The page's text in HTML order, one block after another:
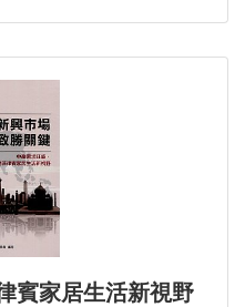
賓家居生活新視野